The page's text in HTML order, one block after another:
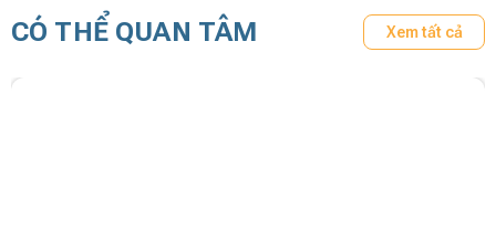
CÓ THỂ QUAN TÂM Xem tất cả